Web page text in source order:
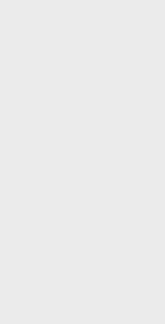
objetivo de